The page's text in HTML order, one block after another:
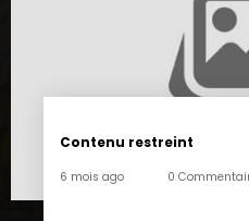
Contenu restreint
6 mois ago 0